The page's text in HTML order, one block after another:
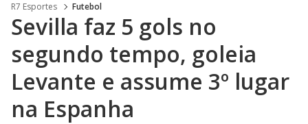
R7 Esportes Futebol
Sevilla faz 5 gols no
segundo tempo, goleia
Levante e assume 3º lugar
na Espanha